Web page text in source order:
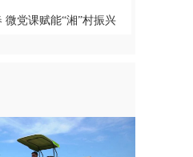
微党课赋能“湘”村振兴